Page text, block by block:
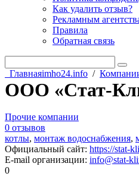
Как удалить отзыв?
Рекламным
Правила
Обратная связь
Главнаяimho24.info /
ООО «Стат-
Прочие компании
0 отзывов
котлы, монтаж водоснабжения,
Официальный сайт: https://stat-
E-mail организации: info@stat-
0